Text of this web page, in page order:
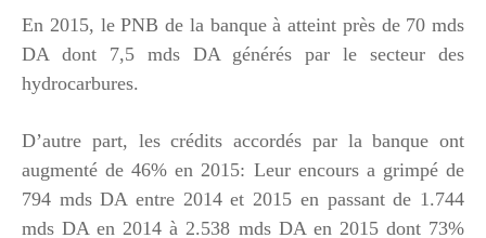
En 2015, le PNB de la banque à atteint près de 70 mds
DA dont 7,5 mds DA générés par le secteur des
hydrocarbures.
D’autre part, les crédits accordés par la banque ont
augmenté de 46% en 2015: Leur encours a grimpé de
794 mds DA entre 2014 et 2015 en passant de 1.744
mds DA en 2014 à 2.538 mds DA en 2015 dont 73%